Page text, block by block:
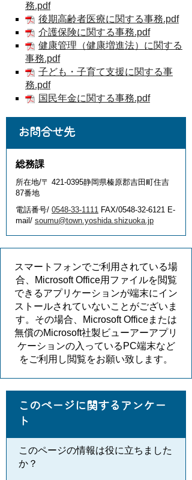
務.pdf
後期高齢者医療に関する事務.pdf
介護保険に関する事務.pdf
健康管理（健康増進法）に関する
事務.pdf
子ども・子育て支援に関する事
務.pdf
国民年金に関する事務.pdf
お問合せ先
総務課
所在地/〒 421-0395静岡県榛原郡吉田町住吉
87番地
電話番号/ 0548-33-1111 FAX/0548-32-6121 E-
mail/ soumu@town.yoshida.shizuoka.jp
スマートフォンでご利用されている場
合、Microsoft Office用ファイルを閲覧
できるアプリケーションが端末にイン
ストールされていないことがございま
す。その場合、Microsoft Officeまたは
無償のMicrosoft社製ビューアーアプリ
ケーションの入っているPC端末など
をご利用し閲覧をお願い致します。
このページに関するアンケー
ト
このページの情報は役に立ちました
か？